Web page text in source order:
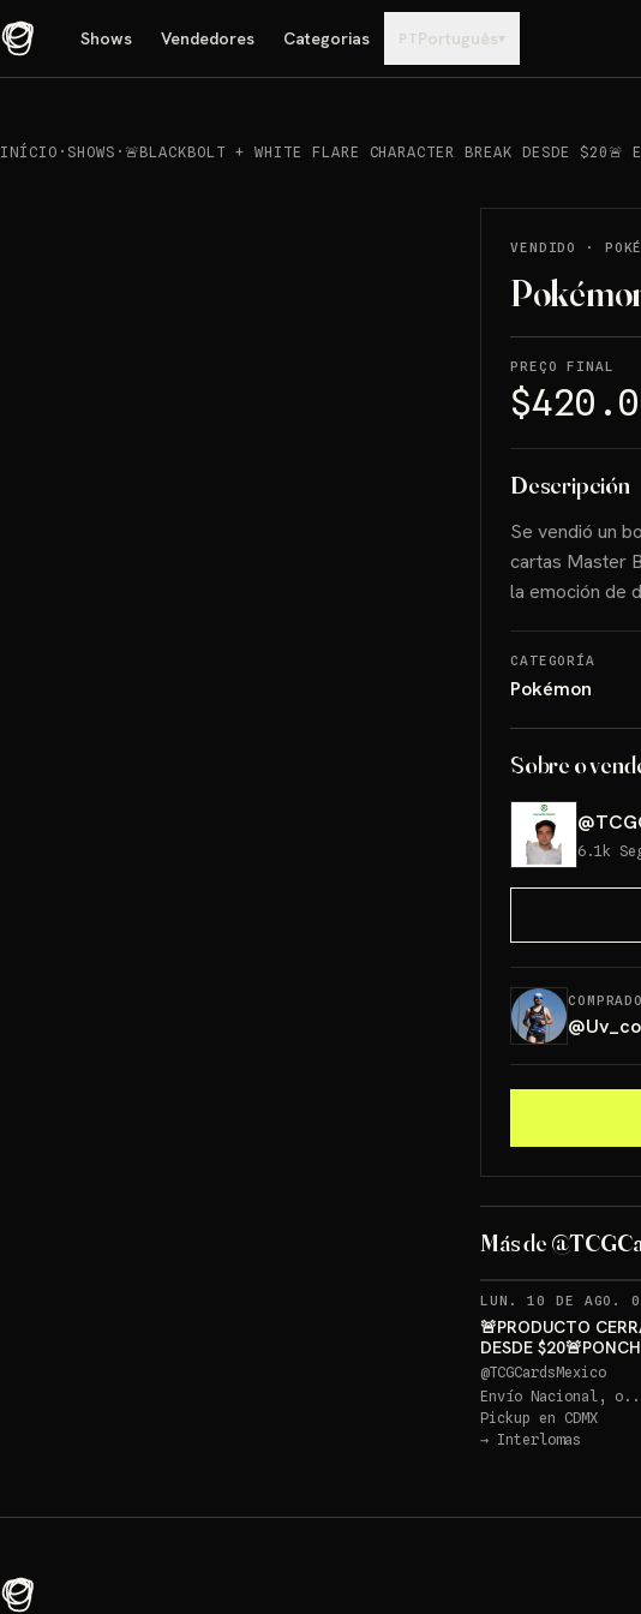
Shows Vendedores Categorias PTPortuguês▾
INÍCIO · SHOWS · 🚨BLACKBOLT + WHITE FLARE CHARACTER BREAK DESDE $20🚨
VENDIDO ·
PREÇO FINAL
Descripción
Se vendió un
cartas Master
la emoción de
CATEGORÍA
Pokémon
Sobre o
@
6.1k
@
Más de
LUN. 10 DE AGO.
🚨PRODUCTO
DESDE
PIKACHU PSA 10
@TCGCardsMexico
Envío Nacional, o..
Pickup en CDMX
→ Interlomas